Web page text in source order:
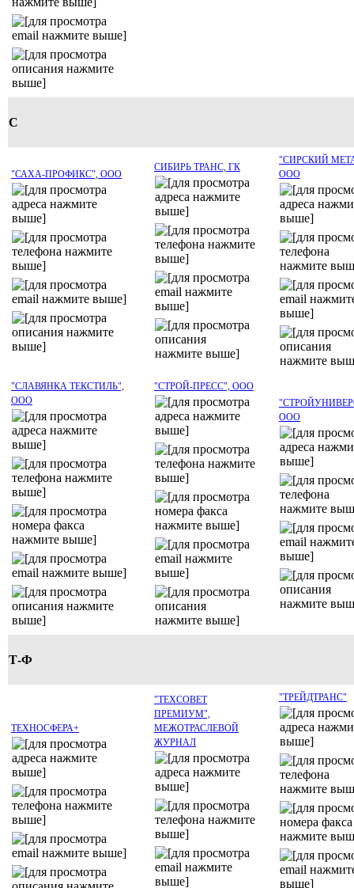
С
"САХА-ПРОФИКС", ООО
СИБИРЬ ТРАНС, ГК
"СИРСКИЙ
ООО
"СЛАВЯНКА ТЕКСТИЛЬ",
ООО
"СТРОЙ-ПРЕСС", ООО
ООО
Т-Ф
ТЕХНОСФЕРА+
"ТЕХСОВЕТ
ПРЕМИУМ",
МЕЖОТРАСЛЕВОЙ
ЖУРНАЛ
"ТРЕЙДТРАНС"